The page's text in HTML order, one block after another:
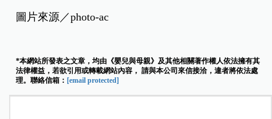
圖片來源／photo-ac
*本網站所發表之文章，均由《嬰兒與母親》及其他相關著作權人依法擁有其
法律權益，若欲引用或轉載網站內容， 請與本公司來信接洽，違者將依法處
理。聯絡信箱： [email protected]